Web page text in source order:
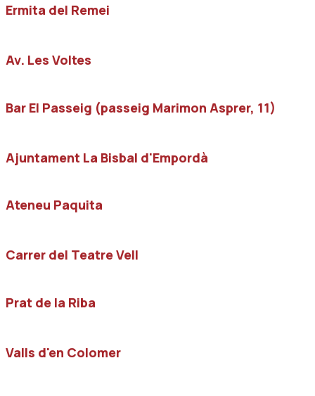
Ermita del Remei
Av. Les Voltes
Bar El Passeig (passeig Marimon Asprer, 11)
Ajuntament La Bisbal d'Empordà
Ateneu Paquita
Carrer del Teatre Vell
Prat de la Riba
Valls d'en Colomer